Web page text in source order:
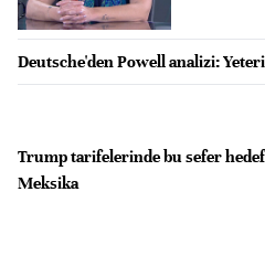
Deutsche'den Powell analizi:
Trump tarifelerinde bu sefer
Meksika